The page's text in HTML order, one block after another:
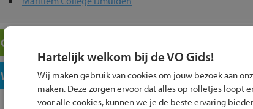
Overige algemeen onderwijs-scholen in jouw regio
Welk niveau past bij jou?
Hartelijk welkom bij de VO Gids!
Wij maken gebruik van cookies om jouw bezoek aan
maken. Deze zorgen ervoor dat alles op rolletjes loopt
voor alle cookies, kunnen we je de beste ervaring